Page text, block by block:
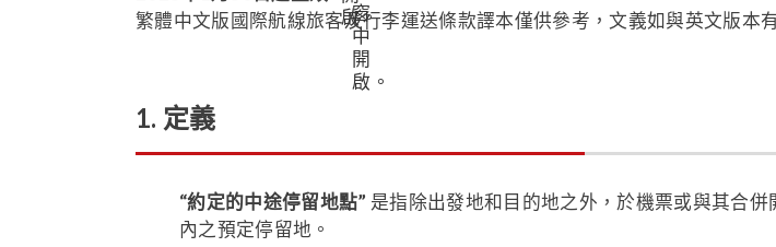
繁體中文版國際航線旅客及行李運送條款譯本僅供參考，文義如與英文版本
1. 定義
“約定的中途停留地點” 是指除出發地和目的地之外，於機票或與其合
內之預定停留地。